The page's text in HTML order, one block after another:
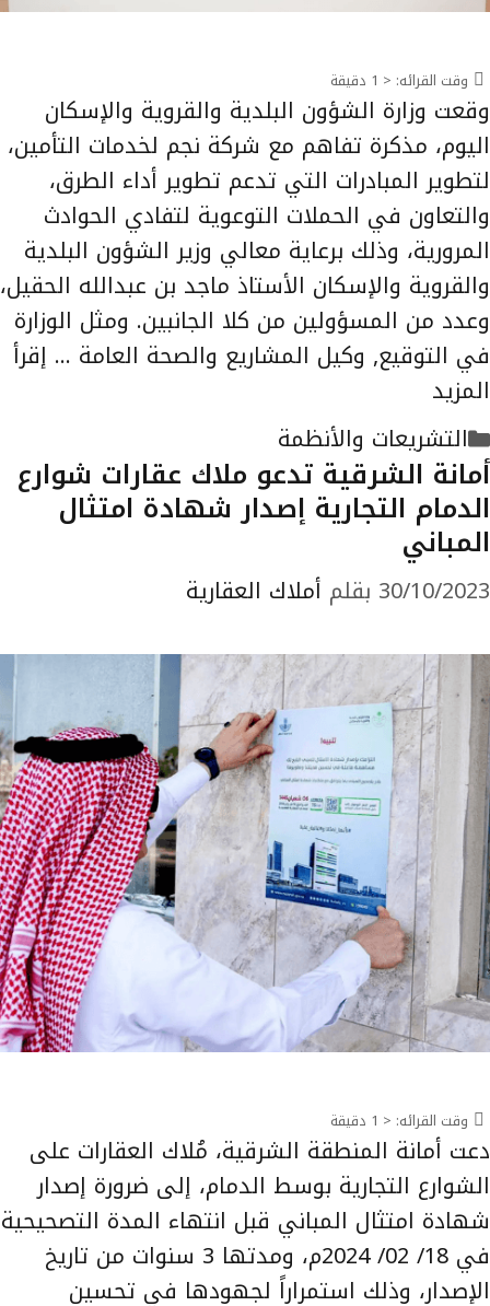
وقت القرائه: < 1 دقيقة
وقعت وزارة الشؤون البلدية والقروية والإسكان
اليوم، مذكرة تفاهم مع شركة نجم لخدمات التأمين،
لتطوير المبادرات التي تدعم تطوير أداء الطرق،
والتعاون في الحملات التوعوية لتفادي الحوادث
المرورية، وذلك برعاية معالي وزير الشؤون البلدية
والقروية والإسكان الأستاذ ماجد بن عبدالله الحقيل،
وعدد من المسؤولين من كلا الجانبين. ومثل الوزارة
في التوقيع, وكيل المشاريع والصحة العامة … إقرأ
المزيد
التصنيفات
التشريعات والأنظمة
أمانة الشرقية تدعو ملاك عقارات شوارع
الدمام التجارية إصدار شهادة امتثال
المباني
30/10/2023 بقلم أملاك العقارية
وقت القرائه: < 1 دقيقة
دعت أمانة المنطقة الشرقية، مُلاك العقارات على
الشوارع التجارية بوسط الدمام، إلى ضرورة إصدار
شهادة امتثال المباني قبل انتهاء المدة التصحيحية
في 18/ 02/ 2024م، ومدتها 3 سنوات من تاريخ
الإصدار، وذلك استمراراً لجهودها في تحسين